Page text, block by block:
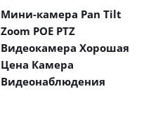
Мини-камера Pan Tilt
Zoom POE PTZ
Видеокамера Хорошая
Цена Камера
Видеонаблюдения